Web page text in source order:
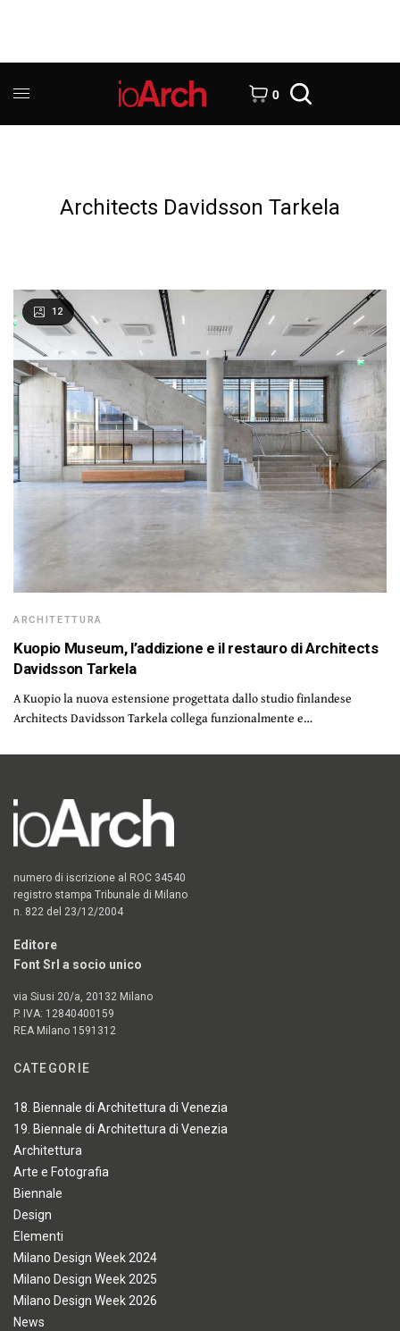
0
Architects Davidsson Tarkela
12
ARCHITETTURA
Kuopio Museum, l’addizione e il restauro di Architects
Davidsson Tarkela
A Kuopio la nuova estensione progettata dallo studio finlandese
Architects Davidsson Tarkela collega funzionalmente e…
numero di iscrizione al ROC 34540
registro stampa Tribunale di Milano
n. 822 del 23/12/2004
Editore
Font Srl a socio unico
via Siusi 20/a, 20132 Milano
P. IVA: 12840400159
REA Milano 1591312
CATEGORIE
18. Biennale di Architettura di Venezia
19. Biennale di Architettura di Venezia
Architettura
Arte e Fotografia
Biennale
Design
Elementi
Milano Design Week 2024
Milano Design Week 2025
Milano Design Week 2026
News